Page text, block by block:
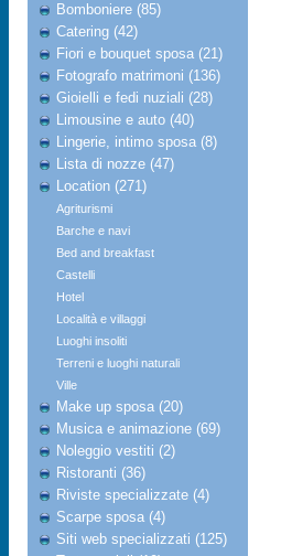
Bomboniere (85)
Catering (42)
Fiori e bouquet sposa (21)
Fotografo matrimoni (136)
Gioielli e fedi nuziali (28)
Limousine e auto (40)
Lingerie, intimo sposa (8)
Lista di nozze (47)
Location (271)
Agriturismi
Barche e navi
Bed and breakfast
Castelli
Hotel
Località e villaggi
Luoghi insoliti
Terreni e luoghi naturali
Ville
Make up sposa (20)
Musica e animazione (69)
Noleggio vestiti (2)
Ristoranti (36)
Riviste specializzate (4)
Scarpe sposa (4)
Siti web specializzati (125)